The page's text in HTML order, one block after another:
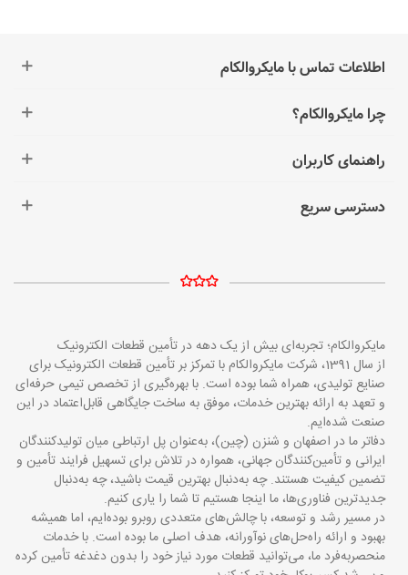
اطلاعات تماس با مایکروالکام
چرا مایکروالکام؟
راهنمای کاربران
دسترسی سریع
مایکروالکام؛ تجربه‌ای بیش از یک دهه در تأمین قطعات الکترونیک
از سال 1391، شرکت مایکروالکام با تمرکز بر تأمین قطعات الکترونیک برای
صنایع تولیدی، همراه شما بوده است. با بهره‌گیری از تخصص تیمی حرفه‌ای
و تعهد به ارائه بهترین خدمات، موفق به ساخت جایگاهی قابل‌اعتماد در این
صنعت شده‌ایم.
دفاتر ما در اصفهان و شنزن (چین)، به‌عنوان پل ارتباطی میان تولیدکنندگان
ایرانی و تأمین‌کنندگان جهانی، همواره در تلاش برای تسهیل فرایند تأمین و
تضمین کیفیت هستند. چه به‌دنبال بهترین قیمت باشید، چه به‌دنبال
جدیدترین فناوری‌ها، ما اینجا هستیم تا شما را یاری کنیم.
در مسیر رشد و توسعه، با چالش‌های متعددی روبرو بوده‌ایم، اما همیشه
بهبود و ارائه راه‌حل‌های نوآورانه، هدف اصلی ما بوده است. با خدمات
منحصربه‌فرد ما، می‌توانید قطعات مورد نیاز خود را بدون دغدغه تأمین کرده